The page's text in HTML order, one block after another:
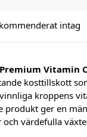
intag
Premium Vitamin
kosttillskott
kroppens
produkt ger en
värdefulla